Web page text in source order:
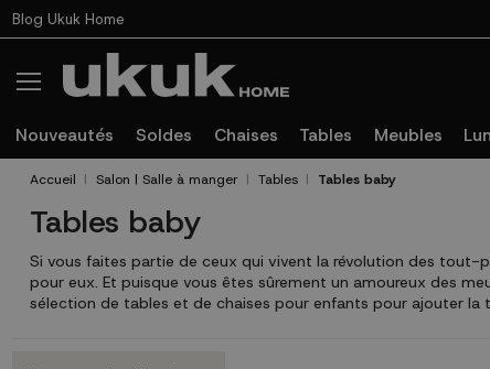
Blog Ukuk Home
Nouveautés Soldes Chaises Tables Meubles
Accueil Salon | Salle à manger Tables Tables baby
Tables baby
Si vous faites partie de ceux qui vivent la révolution des
pour eux. Et puisque vous êtes sûrement un amoureux des
sélection de tables et de chaises pour enfants pour ajouter la